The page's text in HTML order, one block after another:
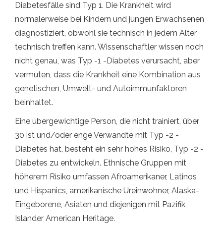
Diabetesfälle sind Typ 1. Die Krankheit wird
normalerweise bei Kindern und jungen Erwachsenen
diagnostiziert, obwohl sie technisch in jedem Alter
technisch treffen kann. Wissenschaftler wissen noch
nicht genau, was Typ -1 -Diabetes verursacht, aber
vermuten, dass die Krankheit eine Kombination aus
genetischen, Umwelt- und Autoimmunfaktoren
beinhaltet.
Eine übergewichtige Person, die nicht trainiert, über
30 ist und/oder enge Verwandte mit Typ -2 -
Diabetes hat, besteht ein sehr hohes Risiko, Typ -2 -
Diabetes zu entwickeln. Ethnische Gruppen mit
höherem Risiko umfassen Afroamerikaner, Latinos
und Hispanics, amerikanische Ureinwohner, Alaska-
Eingeborene, Asiaten und diejenigen mit Pazifik
Islander American Heritage.